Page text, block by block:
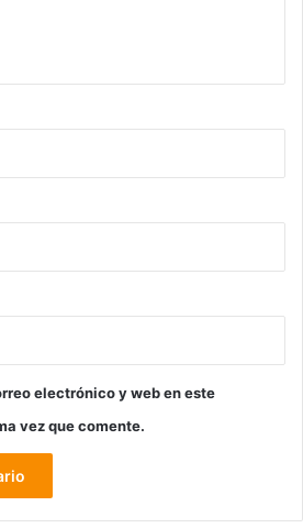
electrónico y web en este
vez que comente.